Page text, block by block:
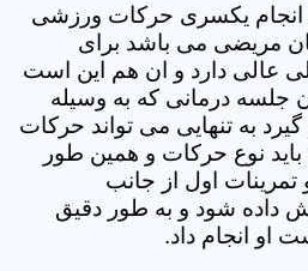
انجام یکسری حرکات ورزشی
مریضی می باشد برای
عالی دارد و ان هم این است
جلسه درمانی که به وسیله
به تنهایی می تواند حرکات
باید نوع حرکات و همین طور
اول از جانب
داده شود و به طور دقیق
او انجام داد.